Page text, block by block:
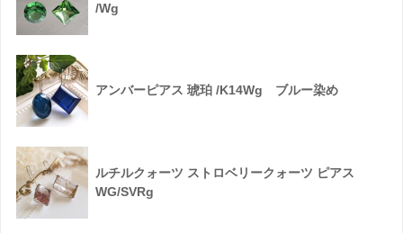
/Wg
アンバーピアス 琥珀 /K14Wg ブルー染め
ルチルクォーツ ストロベリークォーツ ピアス
WG/SVRg